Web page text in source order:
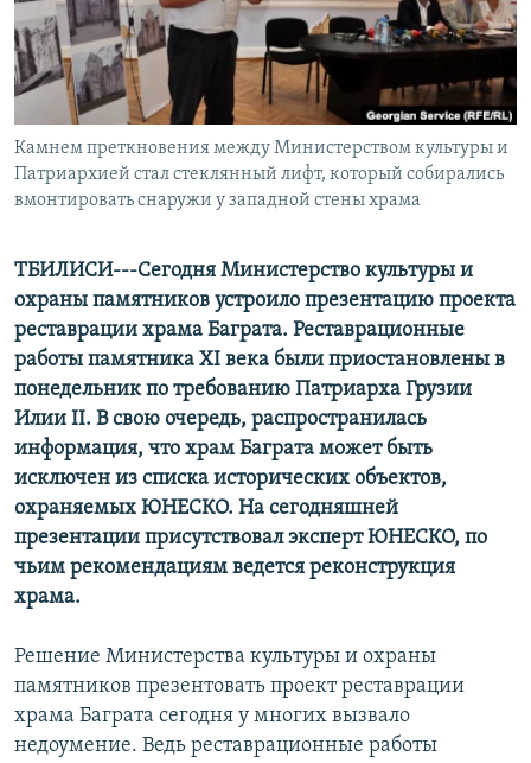
СПОРТ
МИР
БЛОГИ
ГОЛОСА
ЧИТАЕМ ПРЕССУ
АРХИВ РАДИОПРОГРАММЫ
Все сайты РСЕ/РС
Камнем преткновения между Министерством культуры и
Патриархией стал стеклянный лифт, который собирались
вмонтировать снаружи у западной стены храма
ТБИЛИСИ---Сегодня Министерство культуры и
охраны памятников устроило презентацию проекта
реставрации храма Баграта. Реставрационные
работы памятника XI века были приостановлены в
понедельник по требованию Патриарха Грузии
Илии II. В свою очередь, распространилась
информация, что храм Баграта может быть
исключен из списка исторических объектов,
охраняемых ЮНЕСКО. На сегодняшней
презентации присутствовал эксперт ЮНЕСКО, по
чьим рекомендациям ведется реконструкция
храма.
Решение Министерства культуры и охраны
памятников презентовать проект реставрации
храма Баграта сегодня у многих вызвало
недоумение. Ведь реставрационные работы